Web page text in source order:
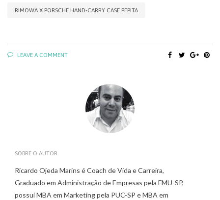
RIMOWA X PORSCHE HAND-CARRY CASE PEPITA
LEAVE A COMMENT
SOBRE O AUTOR
Ricardo Ojeda Marins é Coach de Vida e Carreira,
Graduado em Administração de Empresas pela FMU-SP,
possui MBA em Marketing pela PUC-SP e MBA em